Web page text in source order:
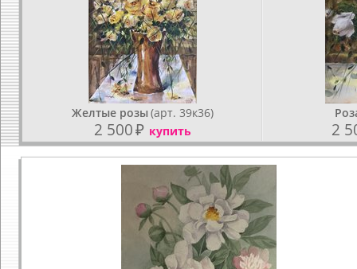
Желтые розы(арт. 39к36)
2 500₽ купить 2